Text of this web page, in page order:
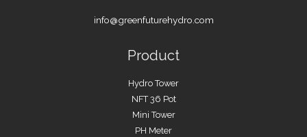
info@greenfuturehydro.com
Product
Hydro Tower
NFT 36 Pot
Mini Tower
PH Meter